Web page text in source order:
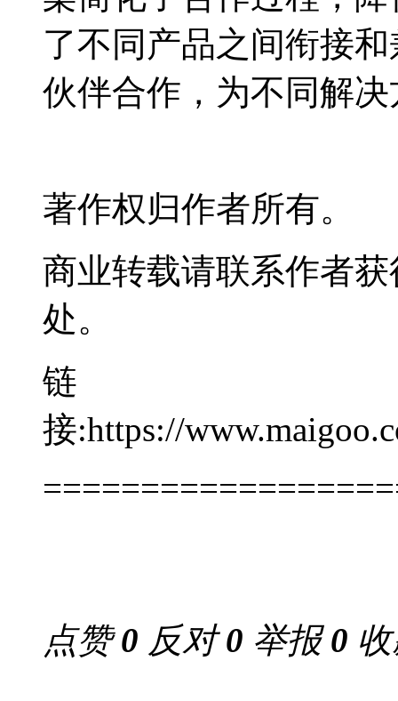
了不同产品之间衔接
伙伴合作，为不同解
著作权归作者所有。
商业转载请联系作者
处。
链
接:https://
点赞0 反对0 举报0